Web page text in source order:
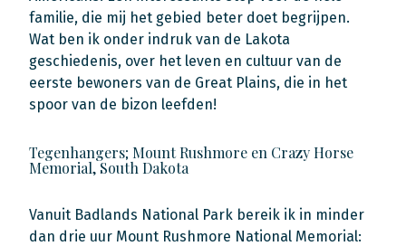
familie, die mij het gebied beter doet begrijpen.
Wat ben ik onder indruk van de Lakota
geschiedenis, over het leven en cultuur van de
eerste bewoners van de Great Plains, die in het
spoor van de bizon leefden!
Tegenhangers; Mount Rushmore en Crazy Horse
Memorial, South Dakota
Vanuit Badlands National Park bereik ik in minder
dan drie uur Mount Rushmore National Memorial: